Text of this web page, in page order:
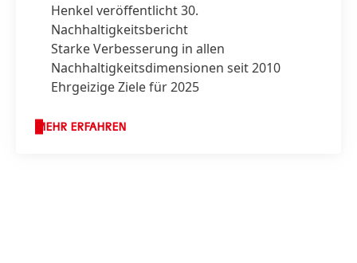
Henkel veröffentlicht 30.
Nachhaltigkeitsbericht
Starke Verbesserung in allen
Nachhaltigkeitsdimensionen seit 2010
Ehrgeizige Ziele für 2025
MEHR ERFAHREN